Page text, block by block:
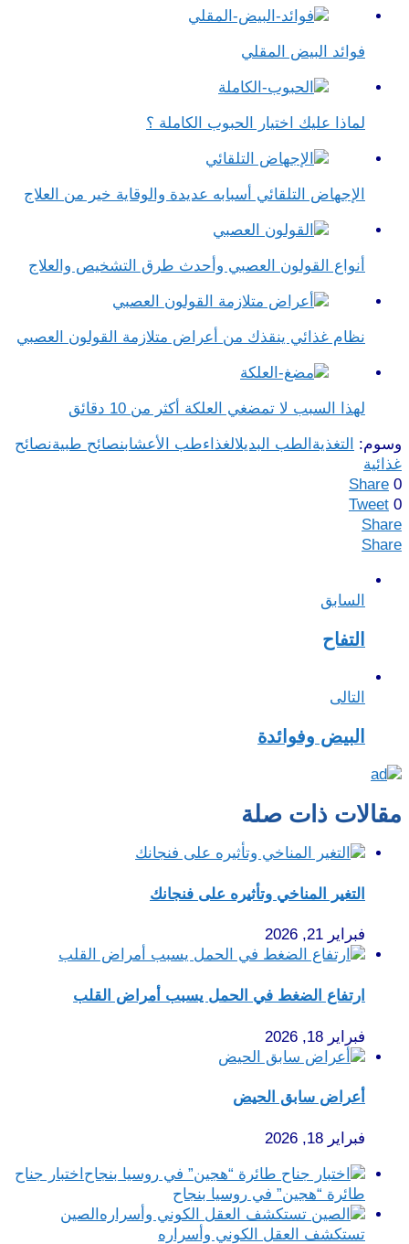
فوائد البيض المقلي
لماذا عليك اختيار الحبوب الكاملة ؟
الإجهاض التلقائي أسبابه عديدة والوقاية خير من العلاج
أنواع القولون العصبي وأحدث طرق التشخيص والعلاج
نظام غذائي ينقذك من أعراض متلازمة القولون العصبي
لهذا السبب لا تمضغي العلكة أكثر من 10 دقائق
وسوم: التغذية الطب البديلالغذاءطب الأعشابنصائح طبيةنصائح
غذائية
Share 0
Tweet 0
Share
Share
السابق
التفاح
التالى
البيض وفوائدة
مقالات ذات صلة
التغير المناخي وتأثيره على فنجانك
فبراير 21, 2026
ارتفاع الضغط في الحمل يسبب أمراض القلب
فبراير 18, 2026
أعراض سابق الحيض
فبراير 18, 2026
اختبار جناح
طائرة “هجين” في روسيا بنجاح
الصين
تستكشف العقل الكوني وأسراره